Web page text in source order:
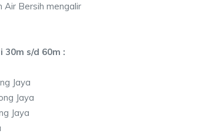
Air Bersih mengalir
s/d 60m :
Jaya
Jaya
Jaya